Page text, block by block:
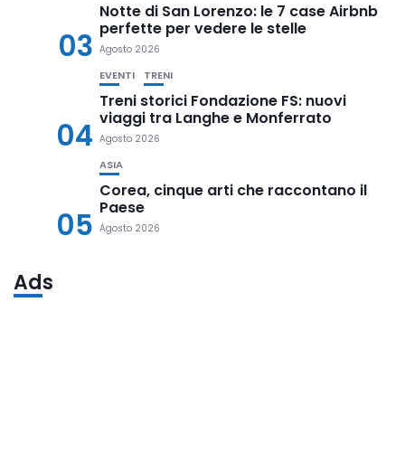
03
Notte di San Lorenzo: le 7 case Airbnb
perfette per vedere le stelle
Agosto 2026
04
EVENTI TRENI
Treni storici Fondazione FS: nuovi
viaggi tra Langhe e Monferrato
Agosto 2026
05
ASIA
Corea, cinque arti che raccontano il
Paese
Agosto 2026
Ads